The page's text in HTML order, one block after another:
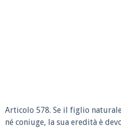
Articolo 578. Se il figlio
né coniuge, la sua eredità è